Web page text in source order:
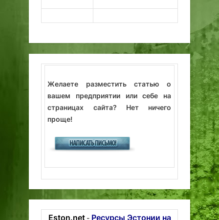
Желаете разместить статью о
вашем предприятии или себе на
страницах сайта? Нет ничего
проще!
Eston.net- Ресурсы Эстонии на